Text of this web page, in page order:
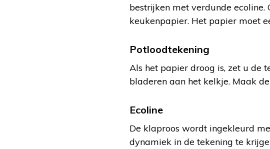
bestrijken met verdunde
keukenpapier. Het papier moet
Potloodtekening
Als het papier droog is, zet u de
bladeren aan het kelkje. Maak
Ecoline
De klaproos wordt ingekleurd
dynamiek in de tekening te